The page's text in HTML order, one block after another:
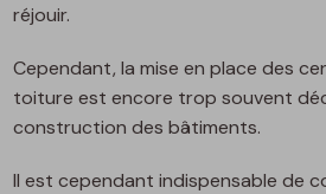
réjouir.
Cependant, la mise en place des
toiture est encore trop souvent
construction des bâtiments.
Il est cependant indispensable de